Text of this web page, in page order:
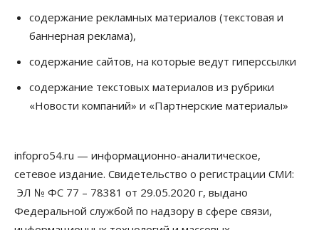
Продажи подержанных электромобилей в
Новосибирской области растут второй месяц
08 Августа 2026, 13:00
Детские центры Новосибирска
перегибают с «педагогикой успеха», считает
психолог
Бизнес Общество
Союз продавцов маркетплейсов
обратился в правительство РФ из-за атак на WB
08 Августа 2026, 10:00
содержание рекламных материалов (текстовая и
баннерная реклама),
содержание сайтов, на которые ведут гиперссылки
содержание текстовых материалов из рубрики
«Новости компаний» и «Партнерские материалы»
infopro54.ru — информационно-аналитическое,
сетевое издание. Свидетельство о регистрации СМИ:
ЭЛ № ФС 77 – 78381 от 29.05.2020 г, выдано
Федеральной службой по надзору в сфере связи,